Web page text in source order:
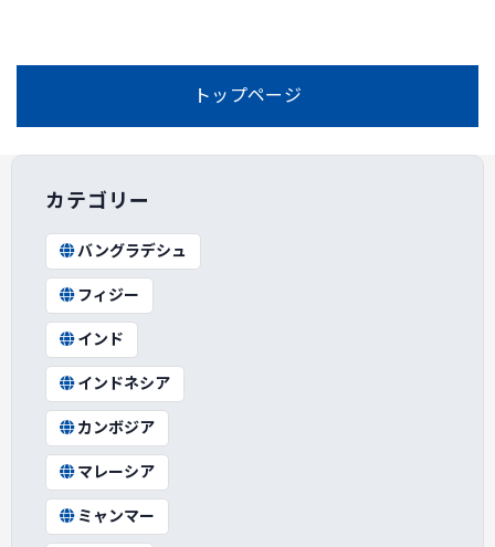
トップページ
カテゴリー
バングラデシュ
フィジー
インド
インドネシア
カンボジア
マレーシア
ミャンマー